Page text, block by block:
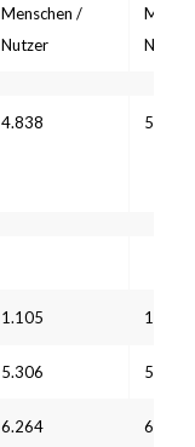
Menschen /
Nutzer
Nutzer
4.838 5.278
1.105 1.206
5.306 5.789
6.264 6.834